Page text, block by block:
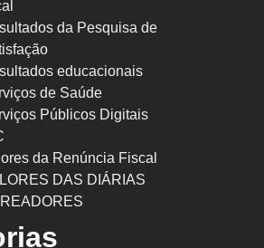
da Pesquisa de
educacionais
de Saúde
Públicos Digitais
da Renúncia Fiscal
DAS DIÁRIAS